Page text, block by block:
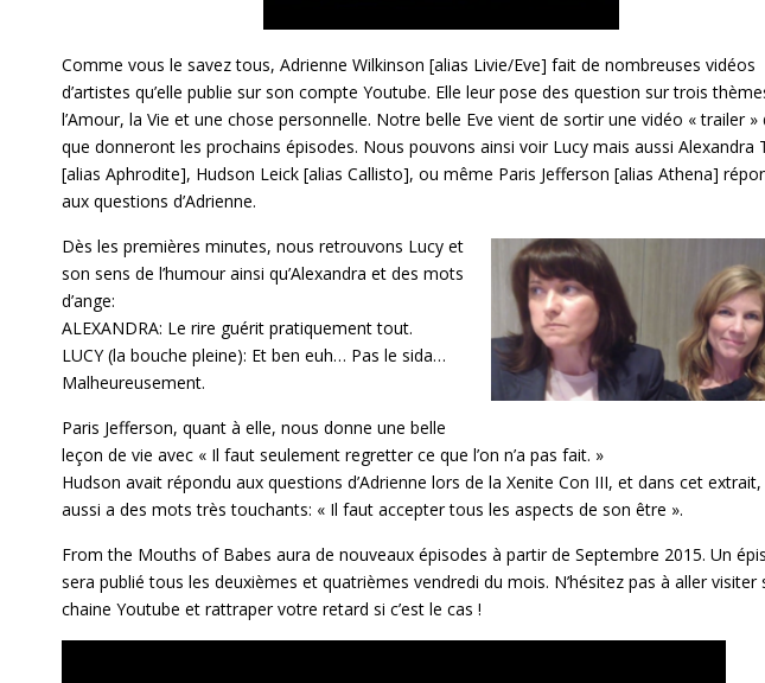
Comme vous le savez tous, Adrienne Wilkinson [alias Livie/Eve] fait de nombreuses vidéos
d’artistes qu’elle publie sur son compte Youtube. Elle leur pose des question sur trois
l’Amour, la Vie et une chose personnelle. Notre belle Eve vient de sortir une vidéo « trailer »
que donneront les prochains épisodes. Nous pouvons ainsi voir Lucy mais aussi Alexandra
[alias Aphrodite], Hudson Leick [alias Callisto], ou même Paris Jefferson [alias Athena]
aux questions d’Adrienne.
Dès les premières minutes, nous retrouvons Lucy et
son sens de l’humour ainsi qu’Alexandra et des mots
d’ange:
ALEXANDRA: Le rire guérit pratiquement tout.
LUCY (la bouche pleine): Et ben euh… Pas le sida…
Malheureusement.
Paris Jefferson, quant à elle, nous donne une belle
leçon de vie avec « Il faut seulement regretter ce que l’on n’a pas fait. »
Hudson avait répondu aux questions d’Adrienne lors de la Xenite Con III, et dans cet extrait,
aussi a des mots très touchants: « Il faut accepter tous les aspects de son être ».
From the Mouths of Babes aura de nouveaux épisodes à partir de Septembre 2015. Un
sera publié tous les deuxièmes et quatrièmes vendredi du mois. N’hésitez pas à aller visiter
chaine Youtube et rattraper votre retard si c’est le cas !